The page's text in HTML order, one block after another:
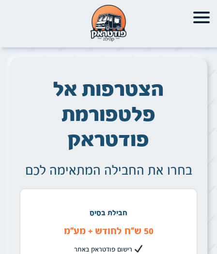
הצטרפות אל
פלטפורמת
פודטראק
בחרו את החבילה המתאימה לכם
חבילת בסיס
50 ש״ח לחודש + מע״מ
רישום פודטראק באתר